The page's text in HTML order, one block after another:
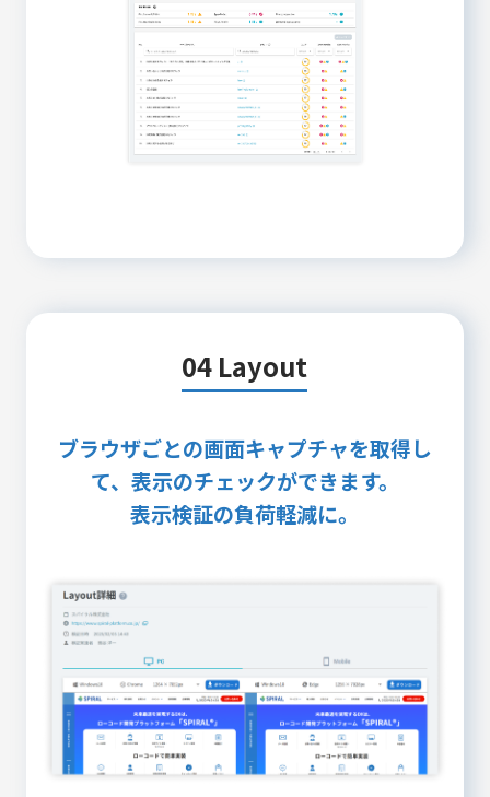
04 Layout
ブラウザごとの画面キャプチャを取得し
て、表示のチェックができます。
表示検証の負荷軽減に。